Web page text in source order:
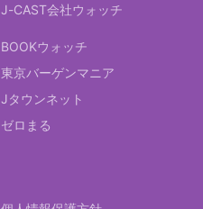
J-CAST会社ウォッチ
BOOKウォッチ
東京バーゲンマニア
Jタウンネット
ゼロまる